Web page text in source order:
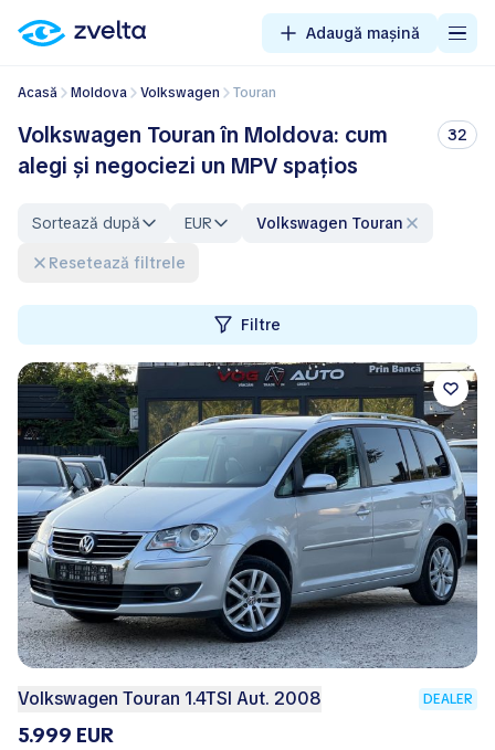
Adaugă mașină
Acasă Moldova Volkswagen Touran
Volkswagen Touran în Moldova: cum
alegi și negociezi un MPV spațios
32
Sortează după EUR
Volkswagen Touran
Resetează filtrele
Filtre
Volkswagen Touran 1.4TSI Aut. 2008 DEALER
5.999 EUR